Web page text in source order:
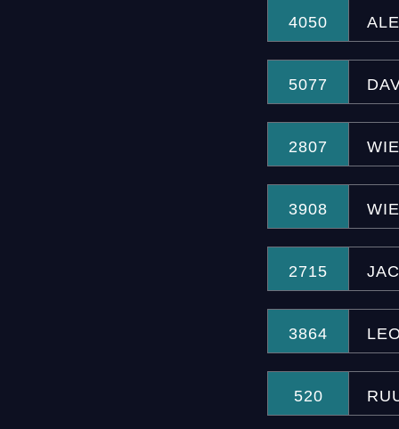
4050
5077
2807
3908
2715
3864
520